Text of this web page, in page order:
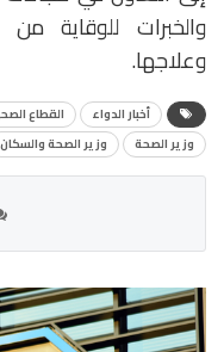
والخبرات للوقاية
وعلاجها.
أخبار الدواء القطاع
وزير الصحة
وزير الصحة والسكان